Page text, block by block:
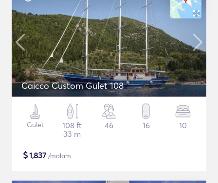
Caicco Custom Gulet 108
Gulet
108 ft
33 m
46 16 10
$1,837 /malam